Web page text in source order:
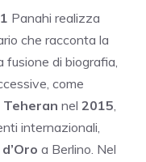
Panahi realizza
che racconta la
fusione di biografia,
come
Teheran nel 2015,
internazionali,
a Berlino. Nel